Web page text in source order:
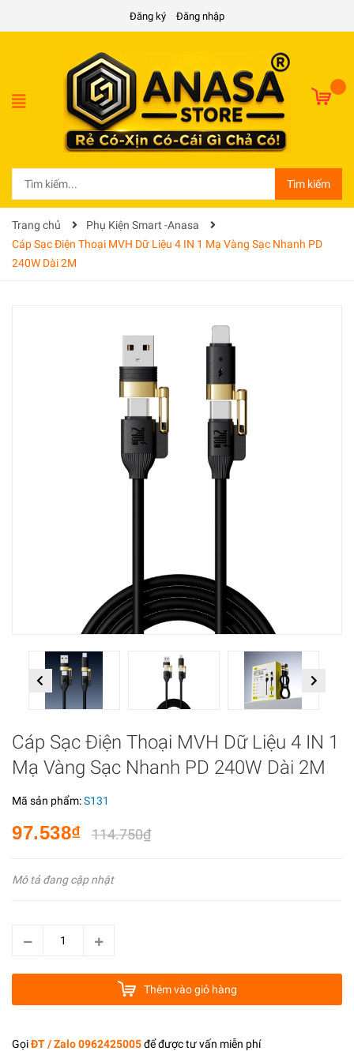
Đăng ký Đăng nhập
Tìm kiếm
Trang chủ
Phụ Kiện Smart -Anasa
Cáp Sạc Điện Thoại MVH Dữ Liệu 4 IN 1 Mạ Vàng Sạc Nhanh PD
240W Dài 2M
Previous Next
Cáp Sạc Điện Thoại MVH Dữ Liệu 4 IN 1
Mạ Vàng Sạc Nhanh PD 240W Dài 2M
Mã sản phẩm:S131
97.538₫ 114.750₫
Mô tả đang cập nhật
Thêm vào giỏ hàng
GọiĐT / Zalo 0962425005để được tư vấn miễn phí